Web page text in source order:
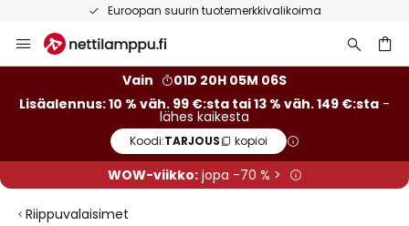
Euroopan suurin tuotemerkkivalikoima
to
Vain
01D 20H 05M 06S
Lisäalennus: 10 % väh. 99 €:sta tai 13 % väh. 149 €:sta -
lähes kaikesta
Koodi:TARJOUS kopioi
WOW-viikko:jopa -70 % >
Riippuvalaisimet